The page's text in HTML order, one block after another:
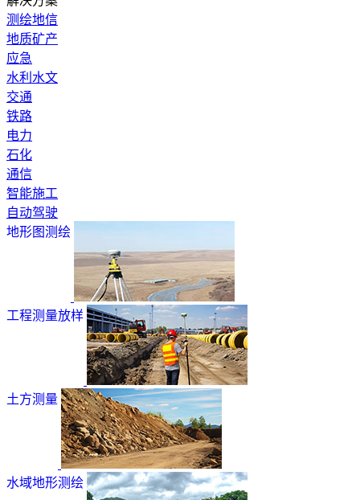
测绘地信
地质矿产
应急
水利水文
交通
铁路
电力
石化
通信
智能施工
自动驾驶
地形图测绘
工程测量放样
土方测量
水域地形测绘